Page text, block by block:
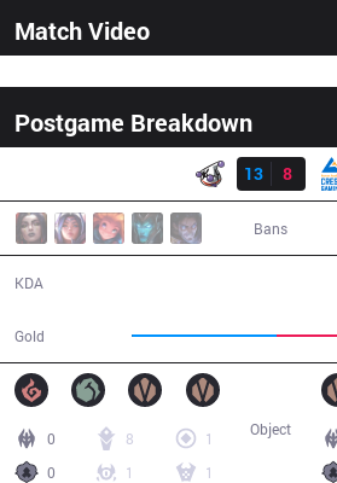
Match Video
Postgame Breakdown
13
8
Bans
KDA
Gold
0 8
1
0
1 1
Object